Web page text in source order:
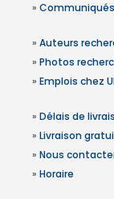
»
» Auteurs
» Photos
» Emplois chez
» Délais de
» Livraison
» Nous
» Horaire